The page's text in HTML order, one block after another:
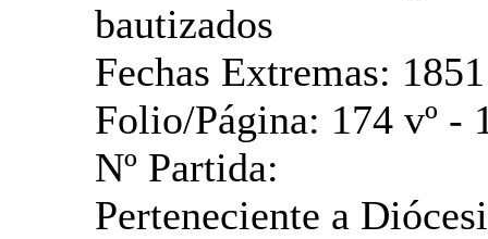
bautizados
Fechas Extremas:
Folio/Página: 174 vº -
Nº Partida:
Perteneciente a